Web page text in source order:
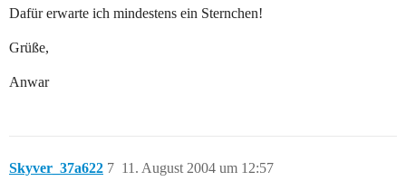
Dafür erwarte ich mindestens ein Sternchen!
Grüße,
Anwar
Skyver_37a622 11. August 2004 um 12:57
7